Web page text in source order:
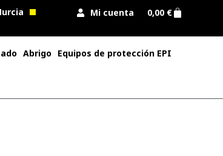
Mi cuenta 0,00 €
Abrigo Equipos de protección EPI